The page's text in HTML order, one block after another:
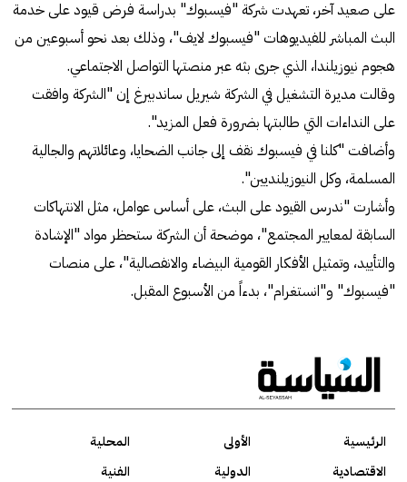
على صعيد آخر، تعهدت شركة "فيسبوك" بدراسة فرض قيود على خدمة
البث المباشر للفيديوهات "فيسبوك لايف"، وذلك بعد نحو أسبوعين من
هجوم نيوزيلندا، الذي جرى بثه عبر منصتها التواصل الاجتماعي.
وقالت مديرة التشغيل في الشركة شيريل ساندبيرغ إن "الشركة وافقت
على النداءات التي طالبتها بضرورة فعل المزيد".
وأضافت "كلنا في فيسبوك نقف إلى جانب الضحايا، وعائلاتهم والجالية
المسلمة، وكل النيوزيلنديين".
وأشارت "ندرس القيود على البث، على أساس عوامل، مثل الانتهاكات
السابقة لمعايير المجتمع"، موضحة أن الشركة ستحظر مواد "الإشادة
والتأييد، وتمثيل الأفكار القومية البيضاء والانفصالية"، على منصات
"فيسبوك" و"انستغرام"، بدءاً من الأسبوع المقبل.
الرئيسية الأولى
المحلية
الاقتصادية
الدولية
الفنية